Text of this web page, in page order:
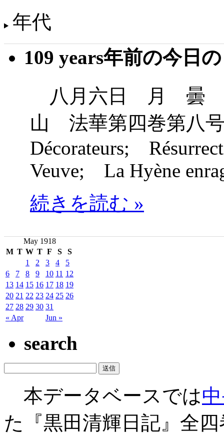
年代
109 years年前の今日
八月六日 月 曇
山 法華第四巻第八
Décorateurs;
Veuve; La Hyène
続きを読む »
May 1918
M T W T F S S
« Apr Jun »
1 2 3 4
5
6
7 8 9 10 11 12
13 14 15 16 17 18 19
20 21 22 23 24 25 26
27 28 29 30 31
search
本データベースでは
た『黒田清輝日記』全